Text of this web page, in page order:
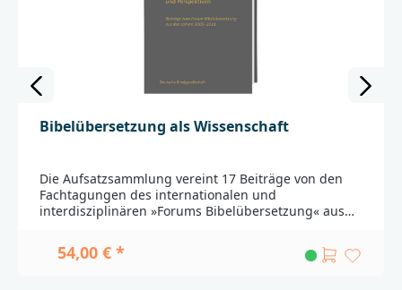
Bibelübersetzung als Wissenschaft
Die Aufsatzsammlung vereint 17 Beiträge von den
Fachtagungen des internationalen und
interdisziplinären »Forums Bibelübersetzung« aus
spannenden Einblick in die Welt der gegenwärtigen
Bibelübersetzungsarbeit der Bibelgesellschaften
54,00 € *